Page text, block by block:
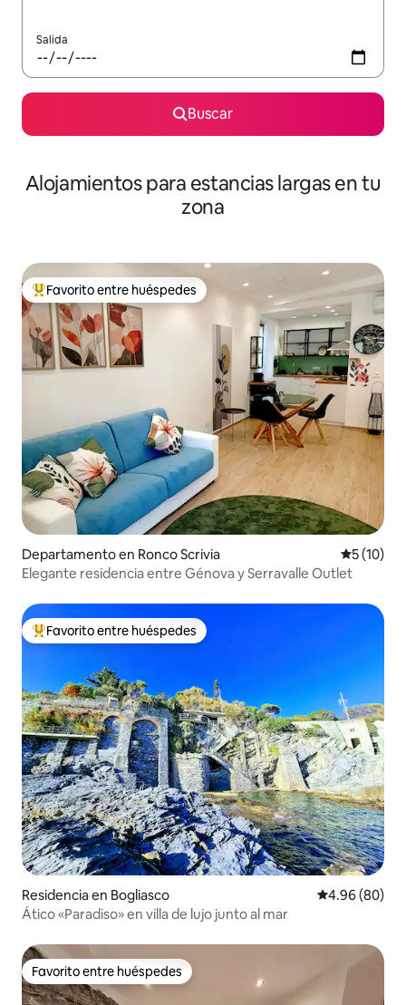
Salida
Buscar
Alojamientos para estancias largas en tu
zona
De los mejores en Favorito entre huéspedes
Favorito entre huéspedes
Departamento en Ronco Scrivia
5 (10)
Elegante residencia entre Génova y Serravalle Outlet
De los mejores en Favorito entre huéspedes
Favorito entre huéspedes
Residencia en Bogliasco Calificación
4.96 (80)
Ático «Paradiso» en villa de lujo junto al mar
Favorito entre huéspedes
Favorito entre huéspedes